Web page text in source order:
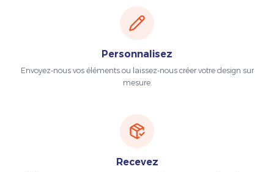
Personnalisez
Envoyez-nous vos éléments ou laissez-nous créer votre design sur
mesure.
Recevez